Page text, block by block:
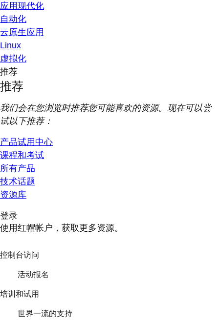
应用现代化
自动化
云原生应用
Linux
虚拟化
推荐
推荐
我们会在您浏览时推荐您可能喜欢的资源。现在可以尝
试以下推荐：
产品试用中心
课程和考试
所有产品
技术话题
资源库
登录
使用红帽帐户，获取更多资源。
控制台访问
活动报名
培训和试用
世界一流的支持